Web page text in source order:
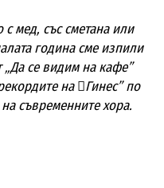
мед, със сметана или
година сме изпили
„Да се видим на кафе”
на Гинес” по
съвременните хора.